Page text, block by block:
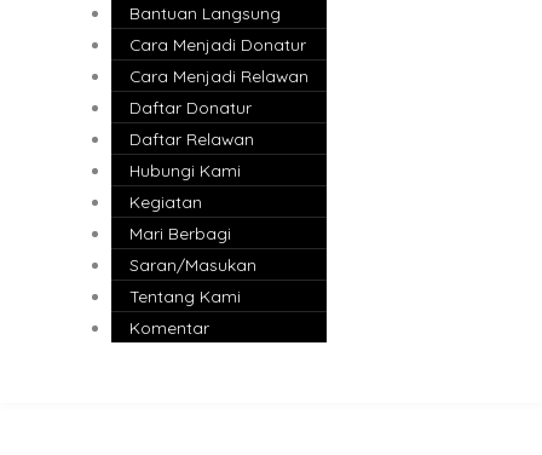
Bantuan Langsung
Cara Menjadi Donatur
Cara Menjadi Relawan
Daftar Donatur
Daftar Relawan
Hubungi Kami
Kegiatan
Mari Berbagi
Saran/Masukan
Tentang Kami
Komentar